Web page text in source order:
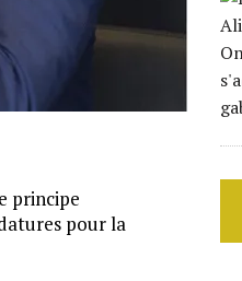
principe
pour la